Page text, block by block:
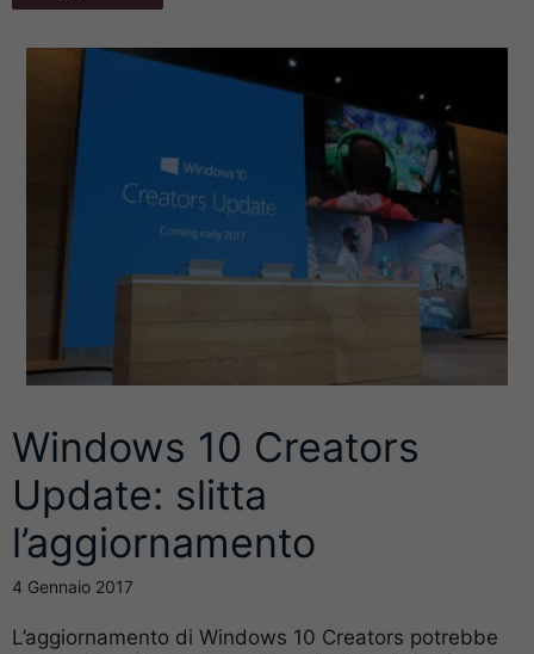
Windows 10 Creators
Update: slitta
l’aggiornamento
4 Gennaio 2017
L’aggiornamento di Windows 10 Creators potrebbe